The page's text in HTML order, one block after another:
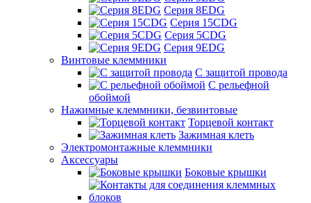
Серия 8EDG
Серия 15CDG
Серия 5CDG
Серия 9EDG
Винтовые клеммники
С защитой провода
C рельефной
обоймой
Нажимные клеммники, безвинтовые
Торцевой контакт
Зажимная клеть
Электромонтажные клеммники
Аксессуары
Боковые крышки